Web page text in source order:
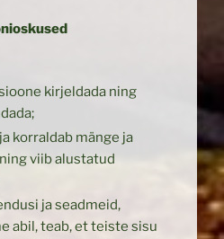
kirjeldada ning
korraldab mänge ja
viib alustatud
ja seadmeid,
abil, teab, et teiste sisu